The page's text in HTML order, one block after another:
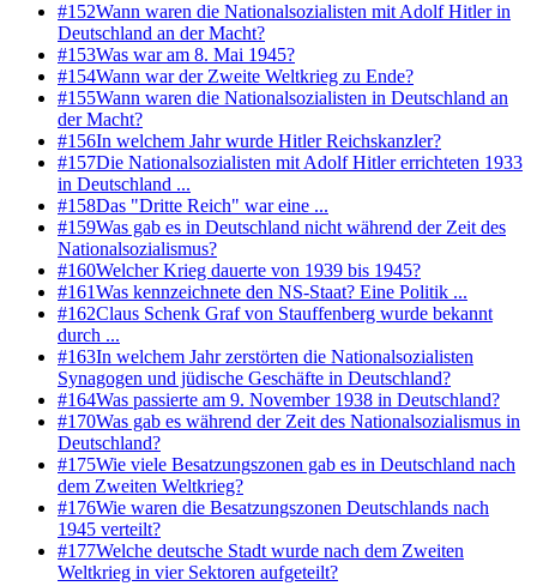
#152Wann waren die Nationalsozialisten mit Adolf Hitler in
Deutschland an der Macht?
#153Was war am 8. Mai 1945?
#154Wann war der Zweite Weltkrieg zu Ende?
#155Wann waren die Nationalsozialisten in Deutschland an
der Macht?
#156In welchem Jahr wurde Hitler Reichskanzler?
#157Die Nationalsozialisten mit Adolf Hitler errichteten 1933
in Deutschland ...
#158Das "Dritte Reich" war eine ...
#159Was gab es in Deutschland nicht während der Zeit des
Nationalsozialismus?
#160Welcher Krieg dauerte von 1939 bis 1945?
#161Was kennzeichnete den NS-Staat? Eine Politik ...
#162Claus Schenk Graf von Stauffenberg wurde bekannt
durch ...
#163In welchem Jahr zerstörten die Nationalsozialisten
Synagogen und jüdische Geschäfte in Deutschland?
#164Was passierte am 9. November 1938 in Deutschland?
#170Was gab es während der Zeit des Nationalsozialismus in
Deutschland?
#175Wie viele Besatzungszonen gab es in Deutschland nach
dem Zweiten Weltkrieg?
#176Wie waren die Besatzungszonen Deutschlands nach
1945 verteilt?
#177Welche deutsche Stadt wurde nach dem Zweiten
Weltkrieg in vier Sektoren aufgeteilt?